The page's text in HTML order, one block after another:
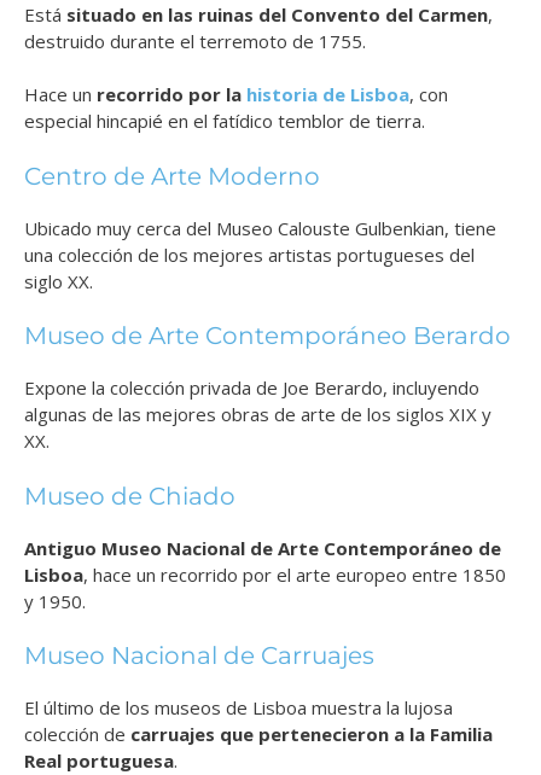
Está situado en las ruinas del Convento del Carmen,
destruido durante el terremoto de 1755.
Hace un recorrido por la historia de Lisboa, con
especial hincapié en el fatídico temblor de tierra.
Centro de Arte Moderno
Ubicado muy cerca del Museo Calouste Gulbenkian, tiene
una colección de los mejores artistas portugueses del
siglo XX.
Museo de Arte Contemporáneo Berardo
Expone la colección privada de Joe Berardo, incluyendo
algunas de las mejores obras de arte de los siglos XIX y
XX.
Museo de Chiado
Antiguo Museo Nacional de Arte Contemporáneo de
Lisboa, hace un recorrido por el arte europeo entre 1850
y 1950.
Museo Nacional de Carruajes
El último de los museos de Lisboa muestra la lujosa
colección de carruajes que pertenecieron a la Familia
Real portuguesa.